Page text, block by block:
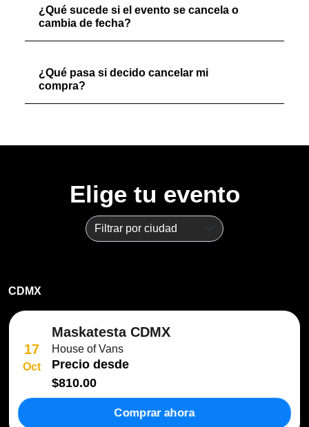
¿Qué sucede si el evento se cancela o
cambia de fecha?
¿Qué pasa si decido cancelar mi
compra?
Elige tu evento
CDMX
17
Oct
Maskatesta CDMX
House of Vans
Precio desde
$810.00
Comprar ahora